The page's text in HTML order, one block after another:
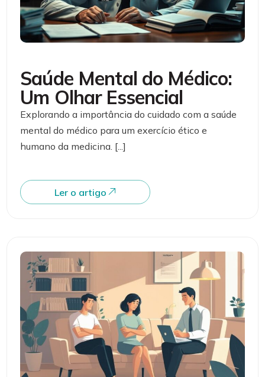
Saúde Mental do Médico:
Um Olhar Essencial
Explorando a importância do cuidado com a saúde
mental do médico para um exercício ético e
humano da medicina. [...]
Ler o artigo